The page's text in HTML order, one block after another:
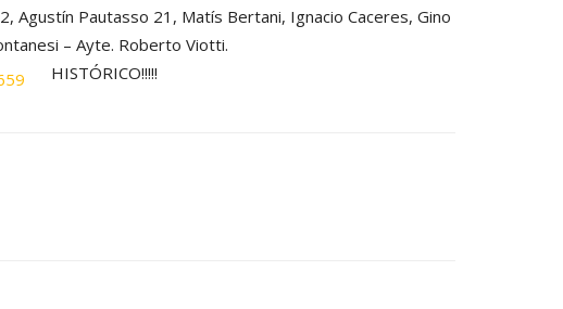
Agustín Pautasso 21, Matís Bertani, Ignacio Caceres, Gino
– Ayte. Roberto Viotti.
HISTÓRICO!!!!!